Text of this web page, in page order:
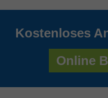
Kostenloses
Online